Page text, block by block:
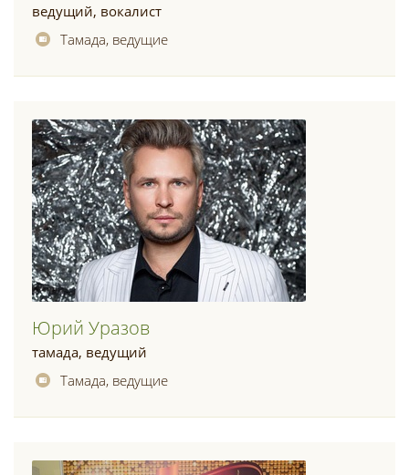
ведущий, вокалист
Тамада, ведущие
Юрий Уразов
тамада, ведущий
Тамада, ведущие